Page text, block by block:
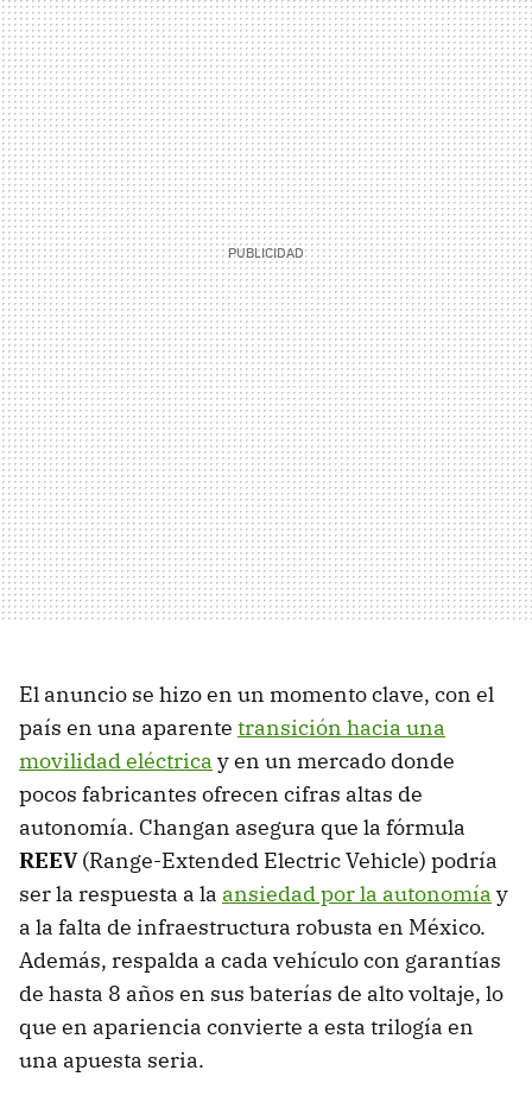
El anuncio se hizo en un momento clave, con el
país en una aparente transición hacia una
movilidad eléctrica y en un mercado donde
pocos fabricantes ofrecen cifras altas de
autonomía. Changan asegura que la fórmula
REEV(Range-Extended Electric Vehicle) podría
ser la respuesta a la ansiedad por la autonomía y
a la falta de infraestructura robusta en México.
Además, respalda a cada vehículo con garantías
de hasta 8 años en sus baterías de alto voltaje, lo
que en apariencia convierte a esta trilogía en
una apuesta seria.